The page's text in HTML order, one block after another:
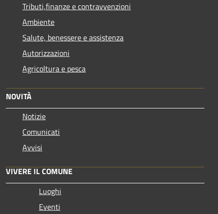
Tributi,finanze e contravvenzioni
Ambiente
Salute, benessere e assistenza
Autorizzazioni
Agricoltura e pesca
NOVITÀ
Notizie
Comunicati
Avvisi
VIVERE IL COMUNE
Luoghi
Eventi